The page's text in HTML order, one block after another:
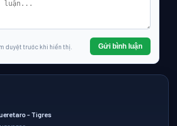
duyệt trước khi hiển thị. Gửi bình luận
- Tigres